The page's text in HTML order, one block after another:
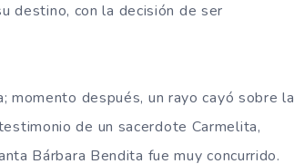
destino, con la decisión de ser
momento después, un rayo cayó sobre la
de un sacerdote Carmelita,
Bárbara Bendita fue muy concurrido.